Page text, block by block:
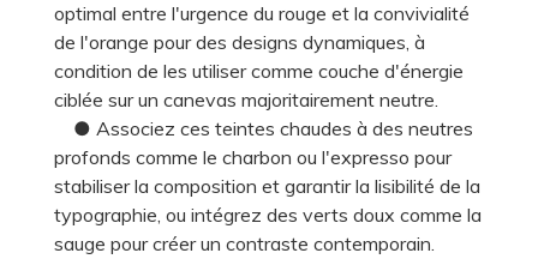
optimal entre l'urgence du rouge et la convivialité
de l'orange pour des designs dynamiques, à
condition de les utiliser comme couche d'énergie
ciblée sur un canevas majoritairement neutre.
● Associez ces teintes chaudes à des neutres
profonds comme le charbon ou l'expresso pour
stabiliser la composition et garantir la lisibilité de la
typographie, ou intégrez des verts doux comme la
sauge pour créer un contraste contemporain.